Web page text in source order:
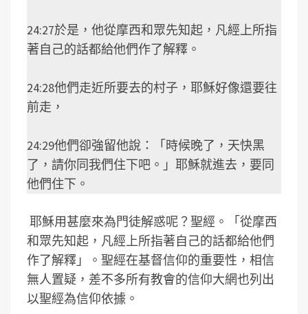
24:27於是，他從摩西和眾先知起，凡經上所指
著自己的話都給他們作了解釋。
24:28他們走近所要去的村子，耶穌好像還要往
前走，
24:29他們卻強留他說：「時候晚了，天快黑
了，請你同我們住下吧。」耶穌就進去，要同
他們住下。
耶穌用甚麼來為門徒解惑呢？聖經。「從摩西
和眾先知起，凡經上所指著自己的話都給他們
作了解釋」。聖經在基督信仰的重要性，相信
無人置疑，差不多所有教會的信仰大網也列出
以聖經為信仰依據。